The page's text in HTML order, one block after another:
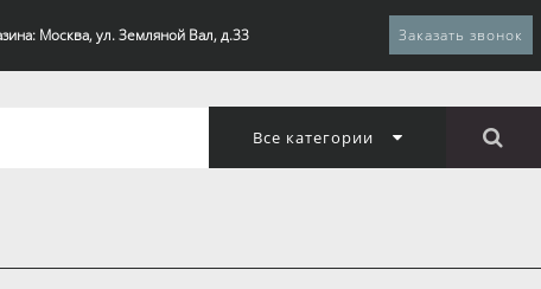
Москва, ул. Земляной Вал, д.33 Заказать звонок
Все категории